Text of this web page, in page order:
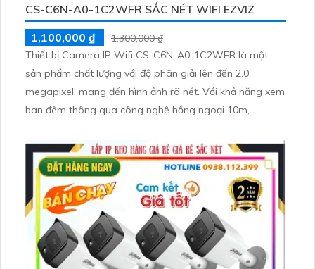
CS-C6N-A0-1C2WFR SẮC NÉT WIFI EZVIZ
1,100,000 ₫
1,300,000 ₫
Thiết bị Camera IP Wifi CS-C6N-A0-1C2WFR là một
sản phẩm chất lượng với độ phân giải lên đến 2.0
megapixel, mang đến hình ảnh rõ nét. Với khả năng xem
ban đêm thông qua công nghệ hồng ngoại 10m,
mà không giảm chất lượng. Hơn nữa, với công nghệ
hồng ngoại EXIR, giúp camera hoạt động hiệu quả